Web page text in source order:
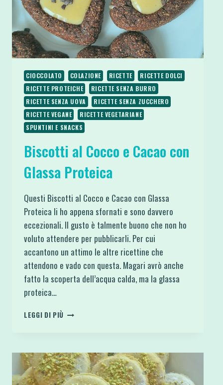
CIOCCOLATO COLAZIONE RICETTE
RICETTE DOLCI
RICETTE PROTEICHE
RICETTE SENZA BURRO
RICETTE SENZA UOVA
RICETTE SENZA ZUCCHERO
RICETTE VEGANE
RICETTE VEGETARIANE
SPUNTINI E SNACKS
Biscotti al Cocco e Cacao con
Glassa Proteica
Questi Biscotti al Cocco e Cacao con Glassa
Proteica li ho appena sfornati e sono davvero
eccezionali. Il gusto è talmente buono che non ho
voluto attendere per pubblicarli. Per cui
accantono un attimo le altre ricettine che
attendono e vado con questa. Magari avrò anche
fatto la scoperta dell’acqua calda, ma la glassa
proteica…
LEGGI DI PIÙ BISCOTTI
CACAO
CON
GLASSA